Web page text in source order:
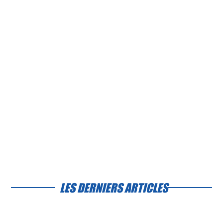
LES DERNIERS ARTICLES